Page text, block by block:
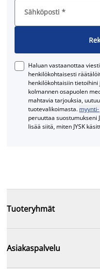
Sähköposti *
Haluan vastaanottaa
henkilökohtaisesti
henkilökohtaisiin
kolmannen osapuolen
mahtavia tarjouksia,
tuotevalikoimasta.
peruuttaa suostumukseni
lisää siitä, miten JYSK
Tuoteryhmät
Asiakaspalvelu